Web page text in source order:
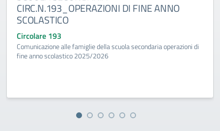
CIRC.N.193_OPERAZIONI DI FINE ANNO
SCOLASTICO
Circolare 193
Comunicazione alle famiglie della scuola secondaria operazioni di
fine anno scolastico 2025/2026